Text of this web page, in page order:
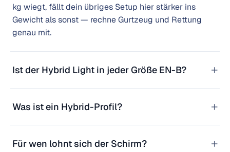
kg wiegt, fällt dein übriges Setup hier stärker ins
Gewicht als sonst — rechne Gurtzeug und Rettung
genau mit.
Ist der Hybrid Light in jeder Größe EN-B? +
Was ist ein Hybrid-Profil? +
Für wen lohnt sich der Schirm? +